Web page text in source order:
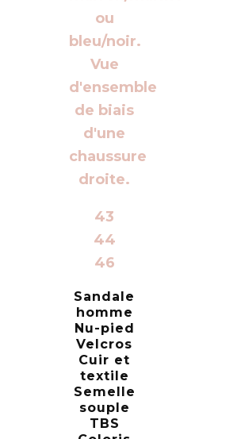
43
44
46
Sandale
homme
Nu-pied
Velcros
Cuir et
textile
Semelle
souple
TBS